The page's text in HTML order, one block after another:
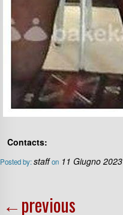
Contacts:
Posted by:staff on 11 Giugno 2023
←previous